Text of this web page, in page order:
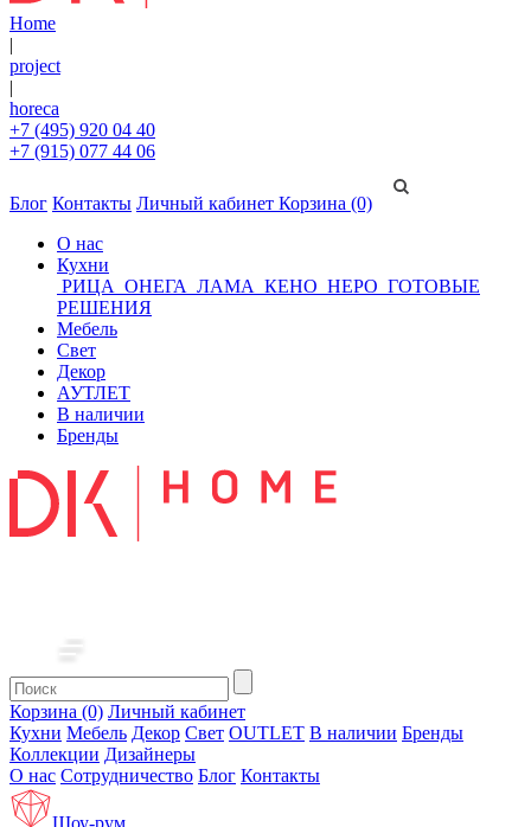
Home
|
project
|
horeca
+7 (495) 920 04 40
+7 (915) 077 44 06
Блог Контакты Личный кабинет Корзина (0)
О нас
Кухни
РИЦА ОНЕГА ЛАМА КЕНО НЕРО ГОТОВЫЕ
РЕШЕНИЯ
Мебель
Свет
Декор
АУТЛЕТ
В наличии
Бренды
Корзина (0) Личный кабинет
Кухни Мебель Декор Свет OUTLET В наличии Бренды
Коллекции Дизайнеры
О нас Сотрудничество Блог Контакты
Шоу-рум